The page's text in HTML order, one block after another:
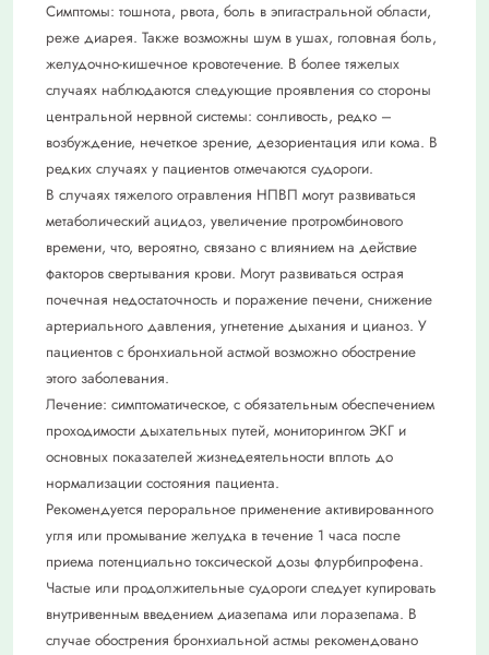
Симптомы: тошнота, рвота, боль в эпигастральной области,
реже диарея. Также возможны шум в ушах, головная боль,
желудочно-кишечное кровотечение. В более тяжелых
случаях наблюдаются следующие проявления со стороны
центральной нервной системы: сонливость, редко –
возбуждение, нечеткое зрение, дезориентация или кома. В
редких случаях у пациентов отмечаются судороги.
В случаях тяжелого отравления НПВП могут развиваться
метаболический ацидоз, увеличение протромбинового
времени, что, вероятно, связано с влиянием на действие
факторов свертывания крови. Могут развиваться острая
почечная недостаточность и поражение печени, снижение
артериального давления, угнетение дыхания и цианоз. У
пациентов с бронхиальной астмой возможно обострение
этого заболевания.
Лечение: симптоматическое, с обязательным обеспечением
проходимости дыхательных путей, мониторингом ЭКГ и
основных показателей жизнедеятельности вплоть до
нормализации состояния пациента.
Рекомендуется пероральное применение активированного
угля или промывание желудка в течение 1 часа после
приема потенциально токсической дозы флурбипрофена.
Частые или продолжительные судороги следует купировать
внутривенным введением диазепама или лоразепама. В
случае обострения бронхиальной астмы рекомендовано